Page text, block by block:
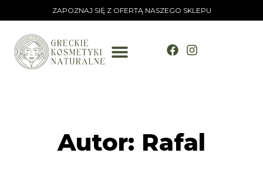
ZAPOZNAJ SIĘ Z OFERTĄ NASZEGO SKLEPU
Autor: Rafal